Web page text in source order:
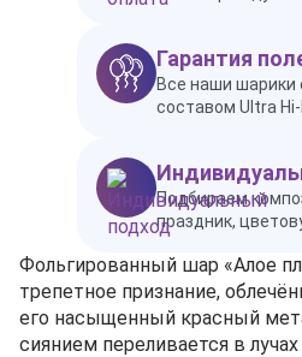
Гарантия
Все наши
составом Ultra
Подбираем
праздник,
Фольгированный шар «Алое
трепетное признание,
его насыщенный красный
сиянием переливается в